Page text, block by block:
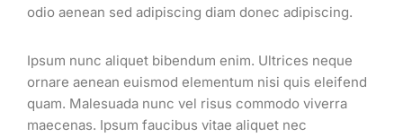
odio aenean sed adipiscing diam donec adipiscing.
Ipsum nunc aliquet bibendum enim. Ultrices neque
ornare aenean euismod elementum nisi quis eleifend
quam. Malesuada nunc vel risus commodo viverra
maecenas. Ipsum faucibus vitae aliquet nec